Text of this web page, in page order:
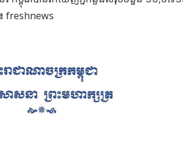
freshnews